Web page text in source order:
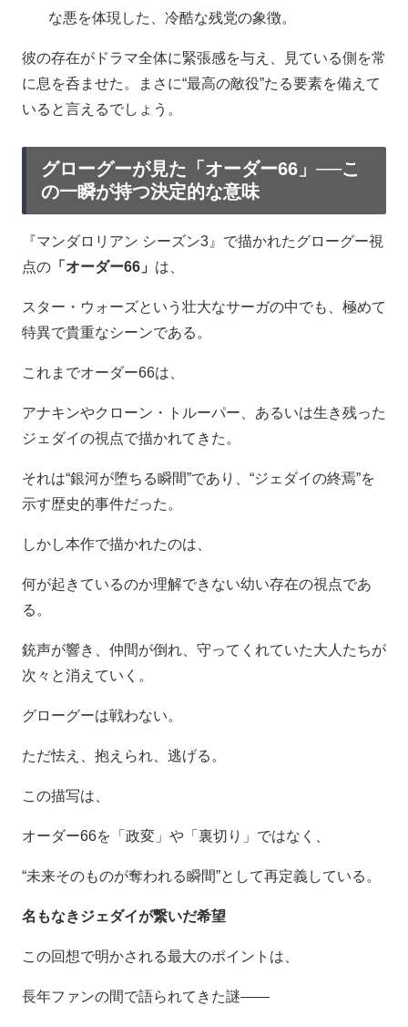
な悪を体現した、冷酷な残党の象徴。
彼の存在がドラマ全体に緊張感を与え、見ている側を常
に息を呑ませた。まさに“最高の敵役”たる要素を備えて
いると言えるでしょう。
グローグーが見た「オーダー66」──こ
の一瞬が持つ決定的な意味
『マンダロリアン シーズン3』で描かれたグローグー視
点の 「オーダー66」 は、
スター・ウォーズという壮大なサーガの中でも、極めて
特異で貴重なシーンである。
これまでオーダー66は、
アナキンやクローン・トルーパー、あるいは生き残った
ジェダイの視点で描かれてきた。
それは“銀河が堕ちる瞬間”であり、“ジェダイの終焉”を
示す歴史的事件だった。
しかし本作で描かれたのは、
何が起きているのか理解できない幼い存在の視点であ
る。
銃声が響き、仲間が倒れ、守ってくれていた大人たちが
次々と消えていく。
グローグーは戦わない。
ただ怯え、抱えられ、逃げる。
この描写は、
オーダー66を「政変」や「裏切り」ではなく、
“未来そのものが奪われる瞬間”として再定義している。
名もなきジェダイが繋いだ希望
この回想で明かされる最大のポイントは、
長年ファンの間で語られてきた謎――